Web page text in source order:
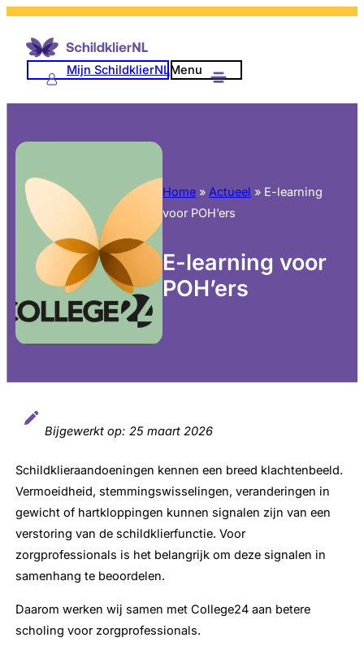
Mijn SchildklierNLMenu
Home »Actueel » E-learning
voor POH’ers
E-learning voor
POH’ers
Bijgewerkt op: 25 maart 2026
Schildklieraandoeningen kennen een breed klachtenbeeld.
Vermoeidheid, stemmingswisselingen, veranderingen in
gewicht of hartkloppingen kunnen signalen zijn van een
verstoring van de schildklierfunctie. Voor
zorgprofessionals is het belangrijk om deze signalen in
samenhang te beoordelen.
Daarom werken wij samen met College24 aan betere
scholing voor zorgprofessionals.